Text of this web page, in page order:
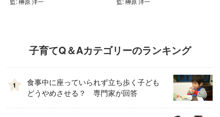
子育てQ＆Aカテゴリーのランキング
1
食事中に座っていられず立ち歩く子ども
どうやめさせる？ 専門家が回答